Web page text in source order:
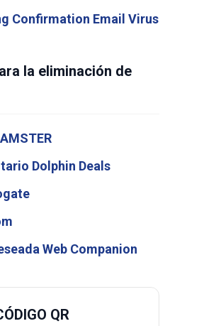
Confirmation Email Virus
la eliminación de
Dolphin Deals
Web Companion
QR